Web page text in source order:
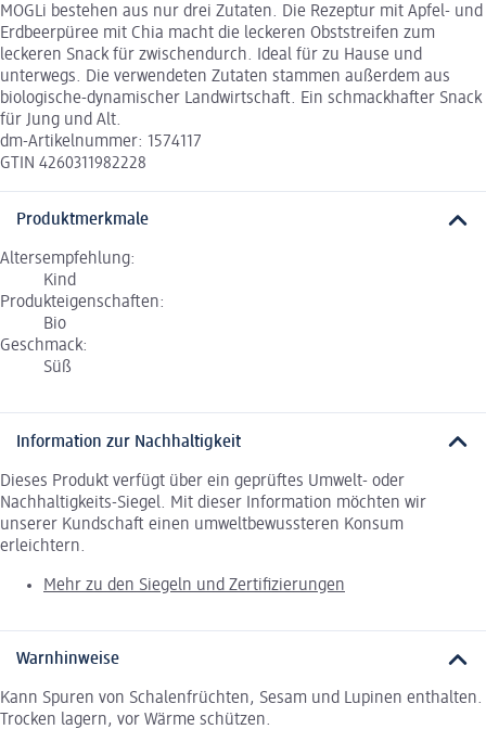
MOGLi bestehen aus nur drei Zutaten. Die Rezeptur mit Apfel- und
Erdbeerpüree mit Chia macht die leckeren Obststreifen zum
leckeren Snack für zwischendurch. Ideal für zu Hause und
unterwegs. Die verwendeten Zutaten stammen außerdem aus
biologische-dynamischer Landwirtschaft. Ein schmackhafter Snack
für Jung und Alt.
dm-Artikelnummer: 1574117
GTIN 4260311982228
Produktmerkmale
Altersempfehlung:
Kind
Produkteigenschaften:
Bio
Geschmack:
Süß
Information zur Nachhaltigkeit
Dieses Produkt verfügt über ein geprüftes Umwelt- oder
Nachhaltigkeits-Siegel. Mit dieser Information möchten wir
unserer Kundschaft einen umweltbewussteren Konsum
erleichtern.
Mehr zu den Siegeln und Zertifizierungen
Warnhinweise
Kann Spuren von Schalenfrüchten, Sesam und Lupinen enthalten.
Trocken lagern, vor Wärme schützen.